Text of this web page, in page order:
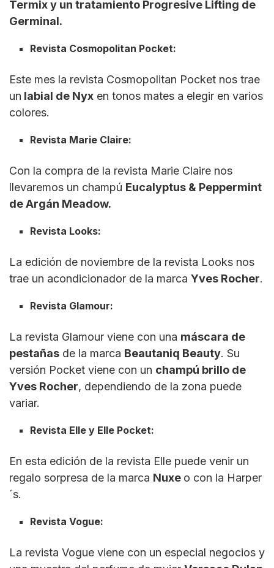
Termix y un tratamiento Progresive Lifting de
Germinal.
Revista Cosmopolitan Pocket:
Este mes la revista Cosmopolitan Pocket nos trae
un labial de Nyx en tonos mates a elegir en varios
colores.
Revista Marie Claire:
Con la compra de la revista Marie Claire nos
llevaremos un champú Eucalyptus & Peppermint
de Argán Meadow.
Revista Looks:
La edición de noviembre de la revista Looks nos
trae un acondicionador de la marca Yves Rocher.
Revista Glamour:
La revista Glamour viene con una máscara de
pestañas de la marca Beautaniq Beauty. Su
versión Pocket viene con un champú brillo de
Yves Rocher, dependiendo de la zona puede
variar.
Revista Elle y Elle Pocket:
En esta edición de la revista Elle puede venir un
regalo sorpresa de la marca Nuxe o con la Harper
´s.
Revista Vogue:
La revista Vogue viene con un especial negocios y